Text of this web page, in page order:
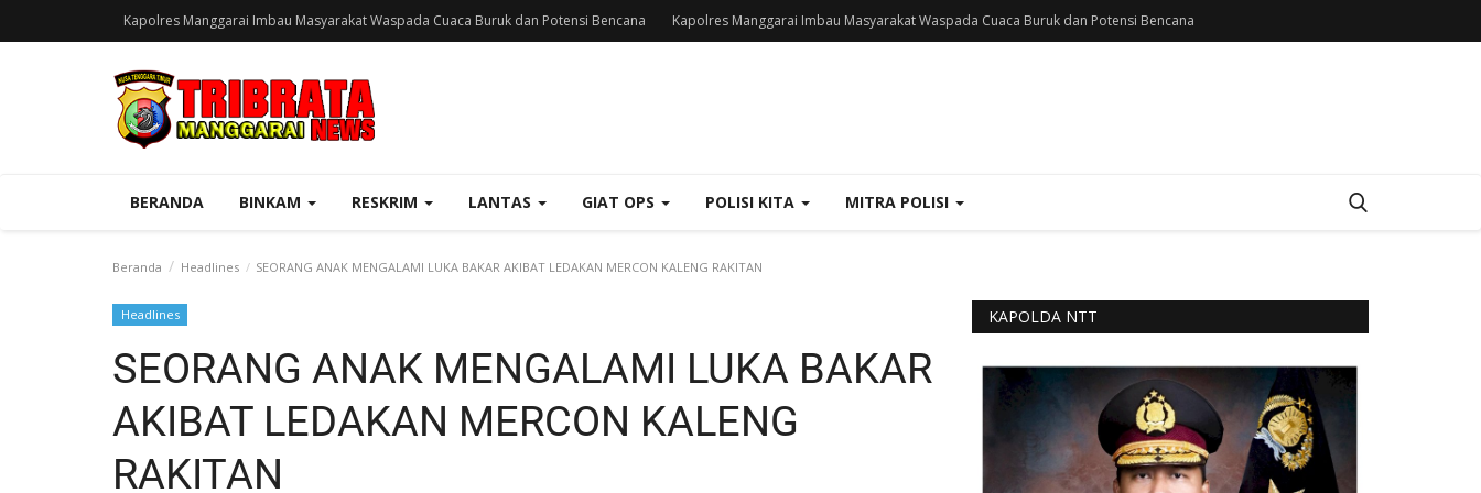
Kapolres Manggarai Imbau Masyarakat Waspada Cuaca Buruk dan Potensi Bencana Kapolres Manggarai Imbau Masyarakat Waspada Cuaca Buruk dan Potensi Bencana
BERANDA BINKAM RESKRIM LANTAS GIAT OPS POLISI KITA MITRA POLISI
Beranda Headlines SEORANG ANAK MENGALAMI LUKA BAKAR AKIBAT LEDAKAN MERCON KALENG RAKITAN
Headlines
SEORANG ANAK MENGALAMI LUKA BAKAR
AKIBAT LEDAKAN MERCON KALENG
RAKITAN
KAPOLDA NTT